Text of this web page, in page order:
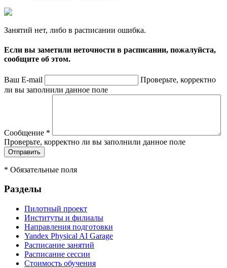
Занятий нет, либо в расписании ошибка.
Если вы заметили неточности в расписании, пожалуйста,
сообщите об этом.
Ваш E-mail
Проверьте, корректно
ли вы заполнили данное поле
Сообщение *
Проверьте, корректно ли вы заполнили данное поле
* Обязательные поля
Разделы
Пилотный проект
Институты и филиалы
Направления подготовки
Yandex Physical AI Garage
Расписание занятий
Расписание сессии
Стоимость обучения